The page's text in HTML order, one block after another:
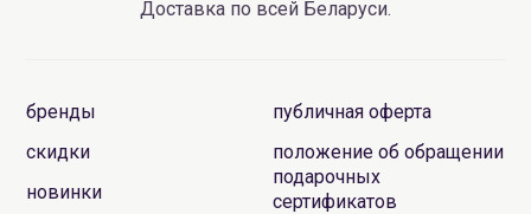
Доставка по всей Беларуси.
бренды
скидки
новинки
публичная оферта
положение об обращении
подарочных
сертификатов